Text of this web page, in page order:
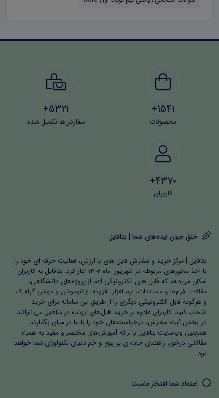
1541+
محصولات
5321+
سفارش‌ها تکمیل شده
4370+
کاربران
خلق جهان ایده‌های شما | بتافایل
بتافایل | مرکز خرید و سفارش فایل های با ارزش، فعالیت حرفه ای خود را
با اخذ مجوزهای مربوطه در شهریور ماه ۱۴۰۲ آغاز کرد. بتافایل به کاربران
امکان می‌دهد که فایل های الکترونیکی اعم از پروژه‌های دانشگاهی،
مقالات، فرم‌ها و مستندات، نرم افزار، افزونه، اینفوموشن و موشن گرافیک
و هرگونه فایل الکترونیکی دیگری را از طریق این سامانه برای خرید
انتخاب کنید. کاربران علاوه بر خرید فایل‌های ارزنده در بتافایل می توانند
در بخش ثبت سفارش، درخواست‌های خود را با ما در میان بگذارند.
همچنین وب‌سایت بتافایل با ارائه آموزش‌های مختصر و مفید به همراه
مقالاتی درخور، راهنمای جاده ی پر پیچ و خم دنیای تکنولوژی شما خواهد
بود.
اعتماد شما افتخار ماست